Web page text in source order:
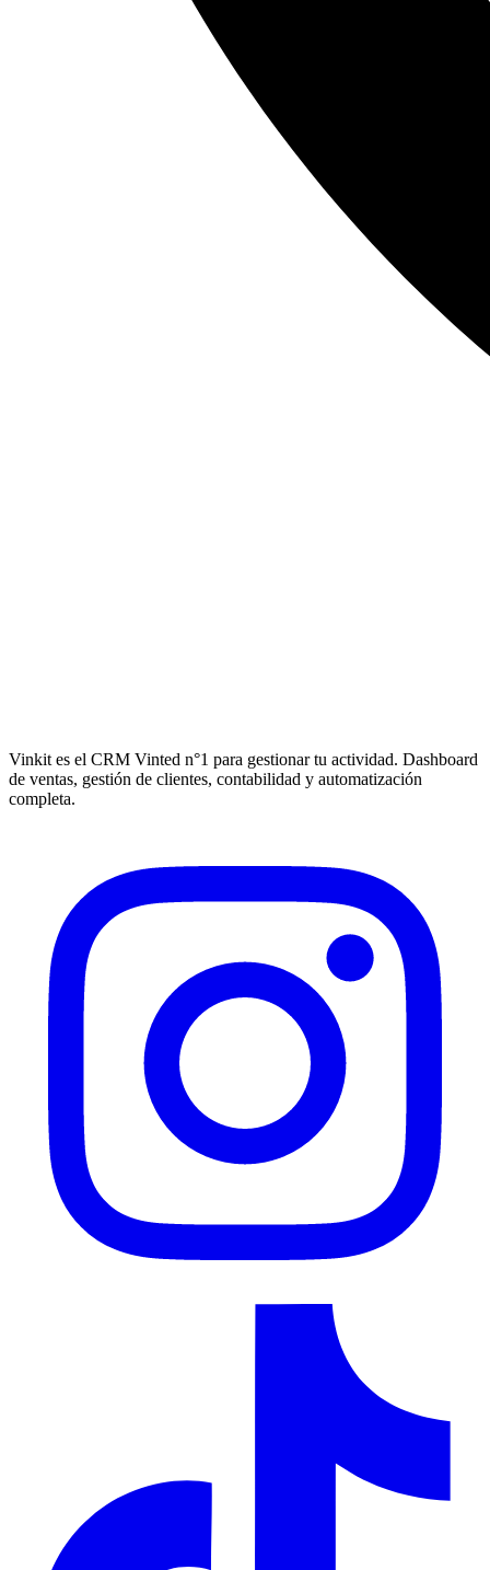
Vinkit es el CRM Vinted n°1 para gestionar tu actividad. Dashboard
de ventas, gestión de clientes, contabilidad y automatización
completa.